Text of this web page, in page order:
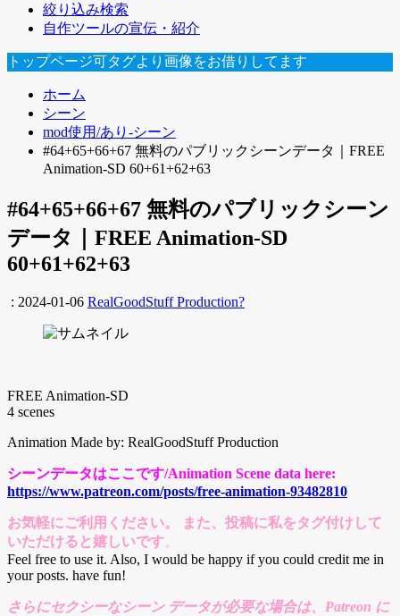
絞り込み検索
自作ツールの宣伝・紹介
トップページ可タグより画像をお借りしてます
ホーム
シーン
mod使用/あり-シーン
#64+65+66+67 無料のパブリックシーンデータ｜FREE
Animation-SD 60+61+62+63
#64+65+66+67 無料のパブリックシーン
データ｜FREE Animation-SD
60+61+62+63
: 2024-01-06 RealGoodStuff Production?
FREE Animation-SD
4 scenes
Animation Made by: RealGoodStuff Production
シーンデータはここです/Animation Scene data here:
https://www.patreon.com/posts/free-animation-93482810
お気軽にご利用ください。 また、投稿に私をタグ付けして
いただけると嬉しいです。
Feel free to use it. Also, I would be happy if you could credit me in
your posts. have fun!
さらにセクシーなシーン データが必要な場合は、Patreon に